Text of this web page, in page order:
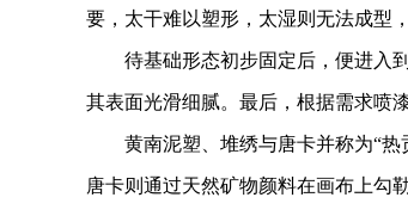
要，太干难以塑形，太湿则无法成型
待基础形态初步固定后，便进入到
其表面光滑细腻。最后，根据需求喷
黄南泥塑、堆绣与唐卡并称为“热
唐卡则通过天然矿物颜料在画布上勾